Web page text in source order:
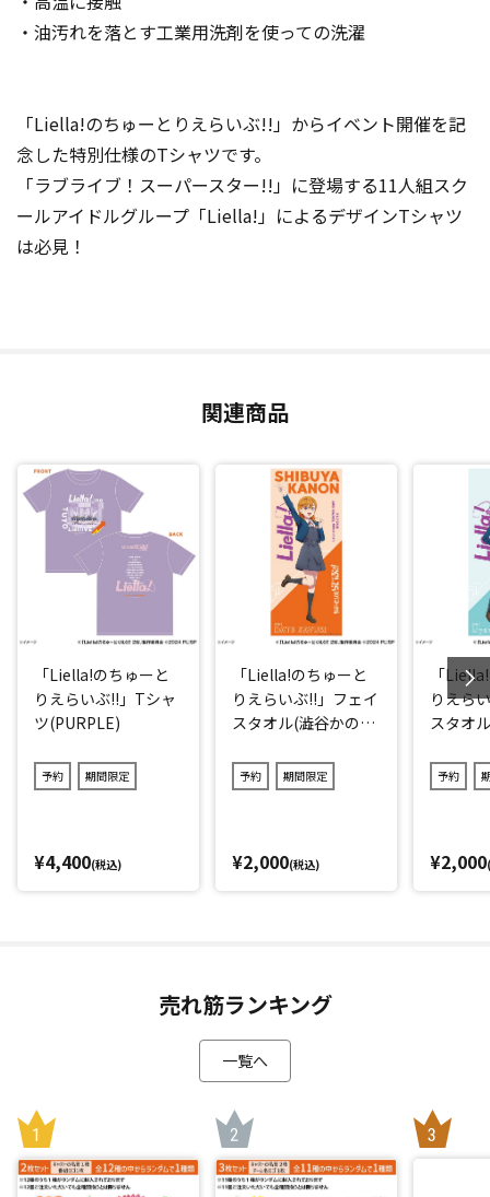
・油汚れを落とす工業用洗剤を使っての洗濯
「Liella!のちゅーとりえらいぶ!!」からイベント開催を記
念した特別仕様のTシャツです。
「ラブライブ！スーパースター!!」に登場する11人組スク
ールアイドルグループ「Liella!」によるデザインTシャツ
は必見！
関連商品
「Liella!のちゅーと
りえらいぶ!!」Tシャ
ツ(PURPLE)
予約 期間限定
¥4,400(税込)
「Liella!のちゅーと
りえらいぶ!!」フェイ
スタオル(澁谷かの
予約 期間限定
¥2,000(税込)
「
りえら
スタオ
予約
¥2,000
売れ筋ランキング
一覧へ